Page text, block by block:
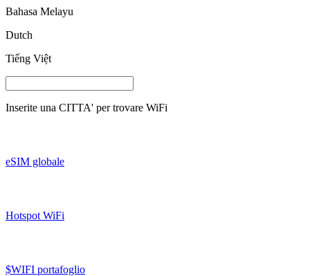
Bahasa Melayu
Dutch
Tiếng Việt
Inserite una CITTA' per trovare WiFi
eSIM globale
Hotspot WiFi
$WIFI portafoglio